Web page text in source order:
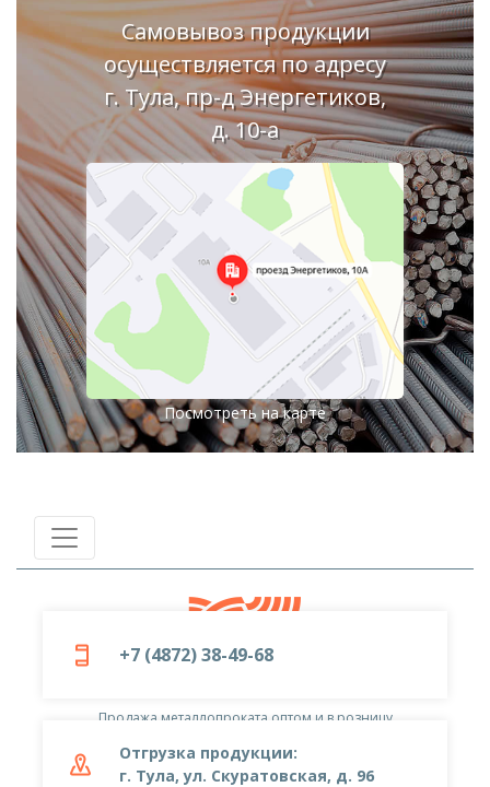
Самовывоз продукции
осуществляется по адресу
г. Тула, пр-д Энергетиков,
д. 10-а
Посмотреть на карте
+7 (4872) 38-49-68
Отгрузка продукции:
г. Тула, ул. Скуратовская, д. 96
Продажа металлопроката оптом и в розницу